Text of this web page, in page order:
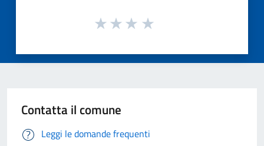
Contatta il comune
Leggi le domande frequenti